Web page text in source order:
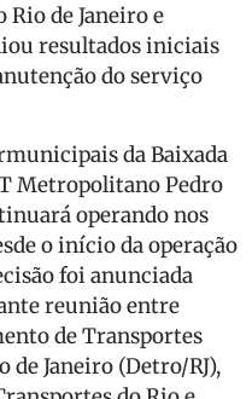
de Janeiro e
resultados iniciais
do serviço
da Baixada
Metropolitano Pedro
operando nos
o início da operação
foi anunciada
reunião entre
de Transportes
de Janeiro (Detro/RJ),